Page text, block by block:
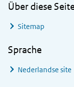
Über diese
Sitemap
Sprache
Nederlandse site